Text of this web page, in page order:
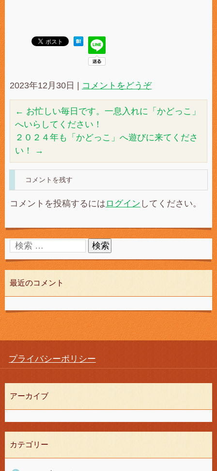
2023年12月30日 | コメントをどうぞ
← お忙しい毎日です。一息入れに「かどっこ」
へいらしてください！
２０２４年も「かどっこ」へ遊びに来てくださ
い！
→
コメントを残す
コメントを投稿するには ログイン してください。
最近のコメント
プライバシーポリシー
アーカイブ
カテゴリー